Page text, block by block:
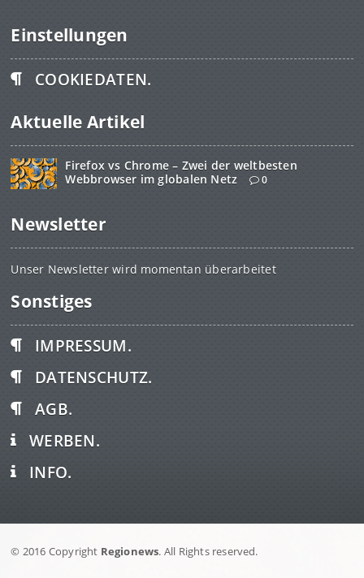
Einstellungen
COOKIEDATEN.
Aktuelle Artikel
Firefox vs Chrome – Zwei der weltbesten
Webbrowser im globalen Netz
0
Newsletter
Unser Newsletter wird momentan überarbeitet
Sonstiges
IMPRESSUM.
DATENSCHUTZ.
AGB.
WERBEN.
INFO.
© 2016 Copyright Regionews. All Rights reserved.